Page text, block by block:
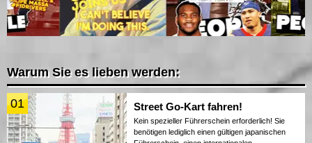
Warum Sie es lieben werden:
01 Street Go-Kart fahren!
Kein spezieller Führerschein erforderlich! Sie
benötigen lediglich einen gültigen japanischen